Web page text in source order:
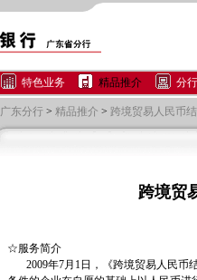
特色业务 精品推介 分
广东分行 > 精品推介 > 跨境贸易人民币
跨境贸
☆服务简介
2009年7月1日，《跨境贸易人民币